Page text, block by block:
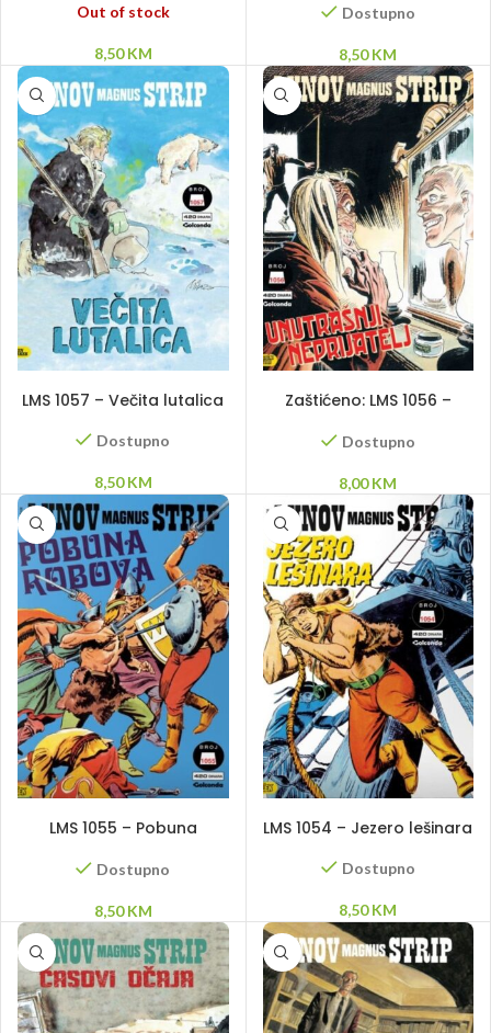
Out of stock
8,50KM
Dostupno
8,50KM
LMS 1057 – Večita lutalica
Dostupno
8,50KM
Zaštićeno: LMS 1056 –
Dostupno
8,00KM
LMS 1055 – Pobuna
Dostupno
8,50KM
LMS 1054 – Jezero lešinara
Dostupno
8,50KM